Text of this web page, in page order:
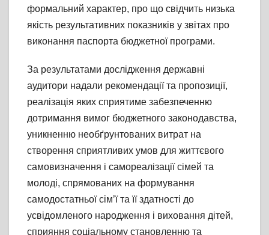
формальний характер, про що свідчить низька
якість результативних показників у звітах про
виконання паспорта бюджетної програми.
За результатами дослідження державні
аудитори надали рекомендації та пропозиції,
реалізація яких сприятиме забезпеченню
дотримання вимог бюджетного законодавства,
уникненню необґрунтованих витрат на
створення сприятливих умов для життєвого
самовизначення і самореалізації сімей та
молоді, спрямованих на формування
самодостатньої сім’ї та її здатності до
усвідомленого народження і виховання дітей,
сприяння соціальному становленню та